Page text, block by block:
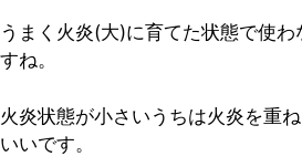
うまく火炎(大)に育てた状態で使
すね。
火炎状態が小さいうちは火炎を重
いいです。